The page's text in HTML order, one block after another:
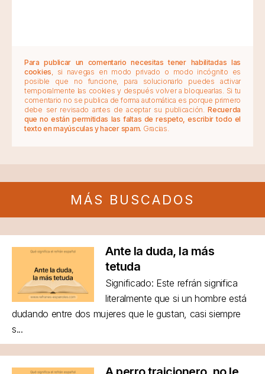
Para publicar un comentario necesitas tener habilitadas las
cookies , si navegas en modo privado o modo incógnito es
posible que no funcione, para solucionarlo puedes activar
temporalmente las cookies y después volver a bloquearlas. Si tu
comentario no se publica de forma automática es porque primero
debe ser revisado antes de aceptar su publicación.Recuerda
que no están permitidas las faltas de respeto, escribir todo el
texto en mayúsculas y hacer spam. Gracias.
MÁS BUSCADOS
Ante la duda, la más
tetuda
Significado: Este refrán significa
literalmente que si un hombre está
dudando entre dos mujeres que le gustan, casi siempre
s...